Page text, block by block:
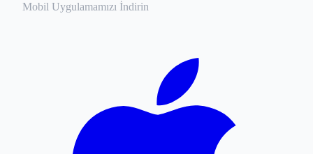
Mobil Uygulamamızı İndirin